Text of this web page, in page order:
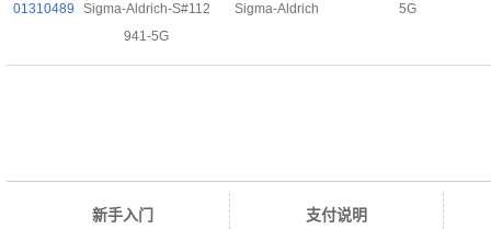
01310489
Sigma-Aldrich-S#112
941-5G
Sigma-Aldrich 5G
新手入门 支付说明